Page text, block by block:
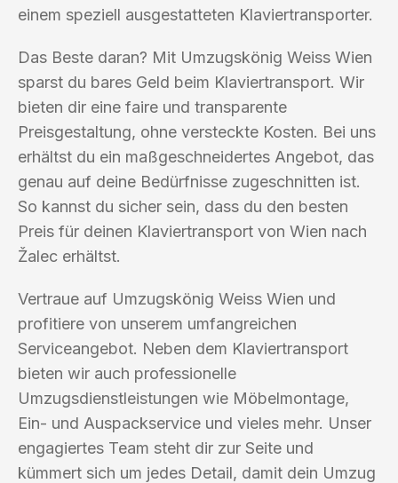
einem speziell ausgestatteten Klaviertransporter.
Das Beste daran? Mit Umzugskönig Weiss Wien
sparst du bares Geld beim Klaviertransport. Wir
bieten dir eine faire und transparente
Preisgestaltung, ohne versteckte Kosten. Bei uns
erhältst du ein maßgeschneidertes Angebot, das
genau auf deine Bedürfnisse zugeschnitten ist.
So kannst du sicher sein, dass du den besten
Preis für deinen Klaviertransport von Wien nach
Žalec erhältst.
Vertraue auf Umzugskönig Weiss Wien und
profitiere von unserem umfangreichen
Serviceangebot. Neben dem Klaviertransport
bieten wir auch professionelle
Umzugsdienstleistungen wie Möbelmontage,
Ein- und Auspackservice und vieles mehr. Unser
engagiertes Team steht dir zur Seite und
kümmert sich um jedes Detail, damit dein Umzug